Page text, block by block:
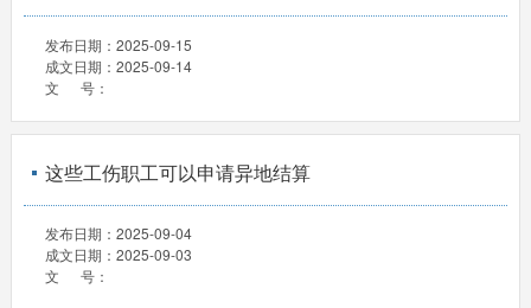
发布日期： 2025-09-15
成文日期： 2025-09-14
文 号：
这些工伤职工可以申请异地结算
发布日期： 2025-09-04
成文日期： 2025-09-03
文 号：